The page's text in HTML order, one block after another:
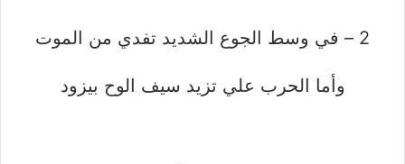
2 – في وسط الجوع الشديد تفدي من الموت
وأما الحرب علي تزيد سيف الوح بيزود